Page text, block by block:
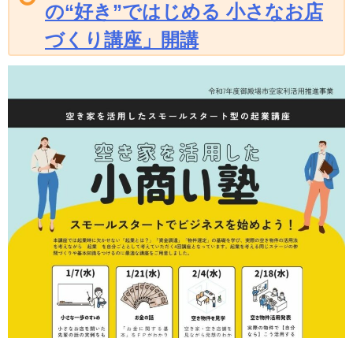
の“好き”ではじめる 小さなお店
づくり講座」開講